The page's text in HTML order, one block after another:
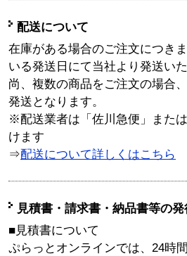
配送について
在庫がある場合のご注文につき
いる発送日にて当社より発送い
尚、複数の商品をご注文の場合
発送となります。
※配送業者は「佐川急便」また
けます
⇒配送について詳しくはこちら
見積書・請求書・納品書等の
■見積書について
ぷらっとオンラインでは、24時